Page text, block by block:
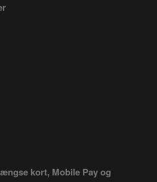
kort, Mobile Pay og